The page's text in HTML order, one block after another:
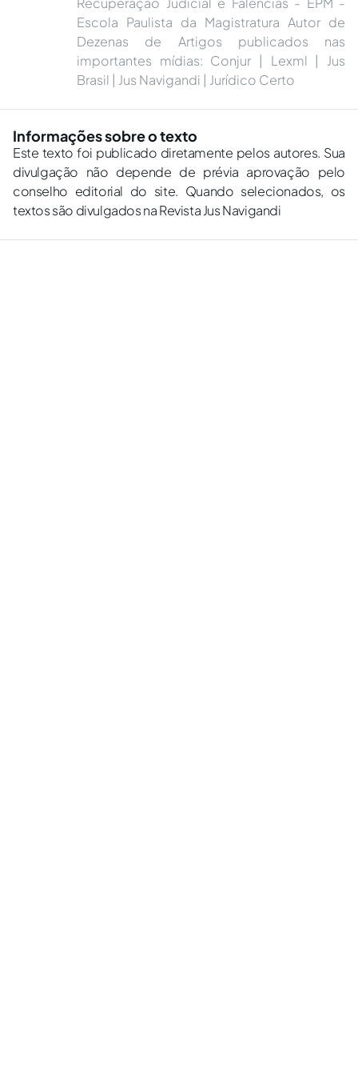
Escola Paulista da Magistratura Autor de
Dezenas de Artigos publicados nas
importantes mídias: Conjur | Lexml | Jus
Brasil | Jus Navigandi | Jurídico Certo
Informações sobre o texto
Este texto foi publicado diretamente pelos autores. Sua
divulgação não depende de prévia aprovação pelo
conselho editorial do site. Quando selecionados, os
textos são divulgados na Revista Jus Navigandi